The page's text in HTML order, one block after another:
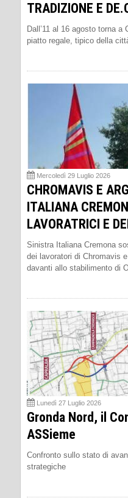
TRADIZIONE E
Dall’11 al 16 agosto torna a
piatto regale, tipico della
Mercoledì 29 Luglio 2026
CHROMAVIS E
ITALIANA
LAVORATRICI E
Sinistra Italiana Cremona
dei lavoratori di Chromavis
davanti allo stabilimento di
Lunedì 27 Luglio 2026
Gronda Nord, il
ASSieme
Confronto sullo stato di
strategiche